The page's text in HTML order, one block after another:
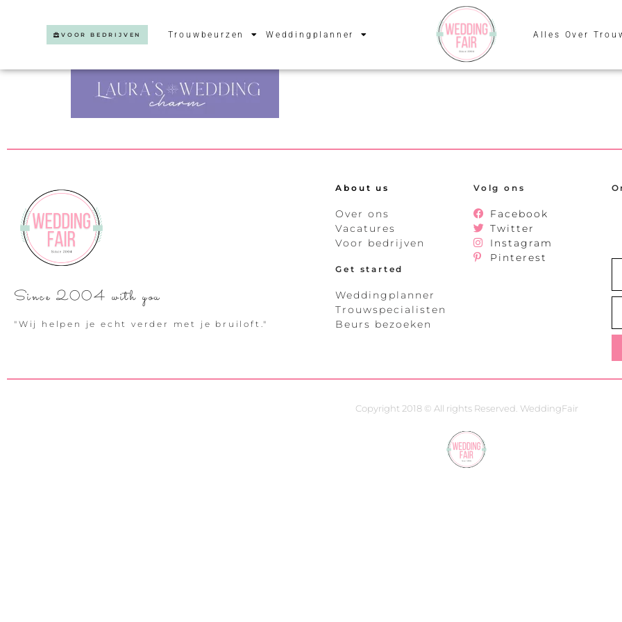
VOOR BEDRIJVEN Trouwbeurzen Weddingplanner Alles Over
Since 2004 with you
"Wij helpen je echt verder met je bruiloft."
About us
Over ons
Vacatures
Voor bedrijven
Get started
Weddingplanner
Trouwspecialisten
Beurs bezoeken
Volg ons
Facebook
Twitter
Instagram
Pinterest
Copyright 2018 © All rights Reserved. WeddingFair